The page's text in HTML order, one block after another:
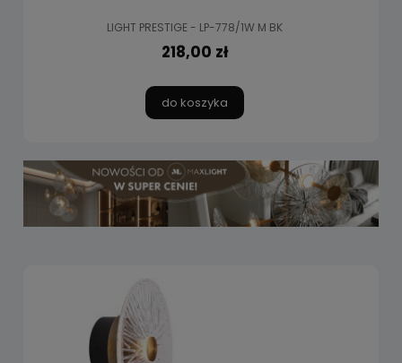
LIGHT PRESTIGE - LP-778/1W M BK
218,00 zł
do koszyka